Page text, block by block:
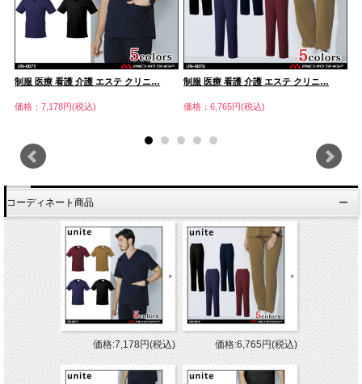
制服 医療 看護 介護 エステ クリニ…
価格：7,178円(税込)
制服 医療 看護 介護 エステ クリニ…
価格：6,765円(税込)
コーディネート商品
価格:7,178円(税込) 価格:6,765円(税込)